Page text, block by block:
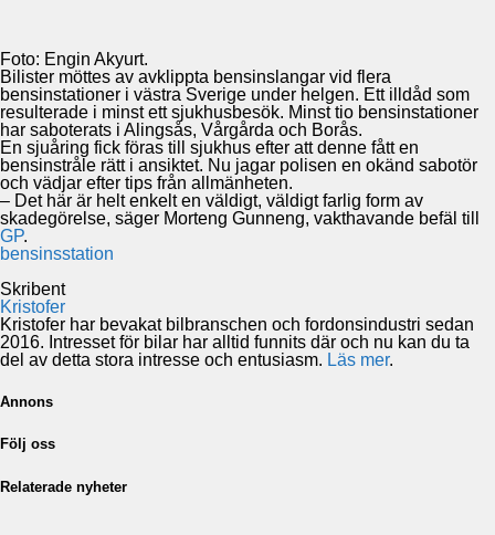
Foto: Engin Akyurt.
Bilister möttes av avklippta bensinslangar vid flera
bensinstationer i västra Sverige under helgen. Ett illdåd som
resulterade i minst ett sjukhusbesök. Minst tio bensinstationer
har saboterats i Alingsås, Vårgårda och Borås.
En sjuåring fick föras till sjukhus efter att denne fått en
bensinstråle rätt i ansiktet. Nu jagar polisen en okänd sabotör
och vädjar efter tips från allmänheten.
– Det här är helt enkelt en väldigt, väldigt farlig form av
skadegörelse, säger Morteng Gunneng, vakthavande befäl till
GP.
bensinsstation
Skribent
Kristofer
Kristofer har bevakat bilbranschen och fordonsindustri sedan
2016. Intresset för bilar har alltid funnits där och nu kan du ta
del av detta stora intresse och entusiasm. Läs mer.
Annons
Följ oss
Relaterade nyheter